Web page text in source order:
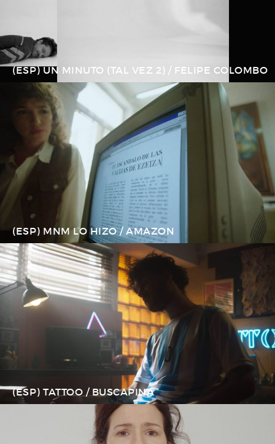
(ESP) UN MINUTO (TAL VEZ 2) / FELIPE COLOMBO
(ESP) MNM LO HIZO / AMAZON
(ESP) TATTOO / BUSCAPINA